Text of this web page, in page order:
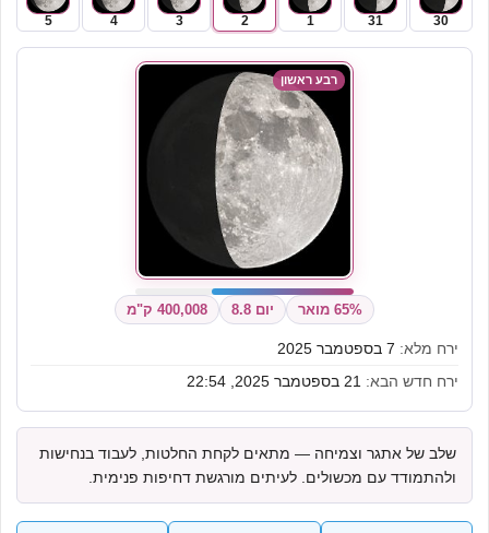
30
31
1
2
3
4
5
רבע ראשון
65% מואר יום 8.8 400,008 ק"מ
ירח מלא:
ירח חדש הבא:
שלב של אתגר וצמיחה — מתאים לקחת החלטות, לעבוד בנחישות
ולהתמודד עם מכשולים. לעיתים מורגשת דחיפות פנימית.